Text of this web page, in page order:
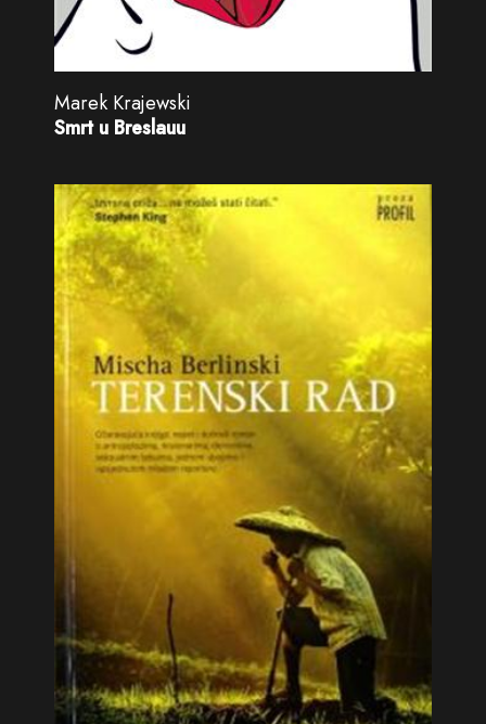
Marek Krajewski
Smrt u Breslauu